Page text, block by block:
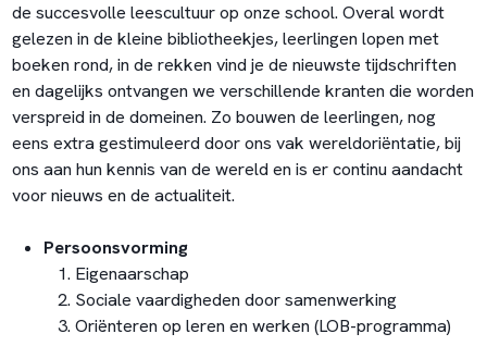
de succesvolle leescultuur op onze school. Overal wordt
gelezen in de kleine bibliotheekjes, leerlingen lopen met
boeken rond, in de rekken vind je de nieuwste tijdschriften
en dagelijks ontvangen we verschillende kranten die worden
verspreid in de domeinen. Zo bouwen de leerlingen, nog
eens extra gestimuleerd door ons vak wereldoriëntatie, bij
ons aan hun kennis van de wereld en is er continu aandacht
voor nieuws en de actualiteit.
Persoonsvorming
Eigenaarschap
Sociale vaardigheden door samenwerking
Oriënteren op leren en werken (LOB-programma)